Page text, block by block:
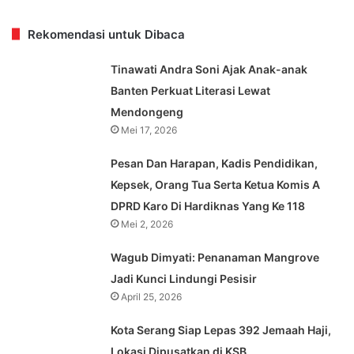
Rekomendasi untuk Dibaca
Tinawati Andra Soni Ajak Anak-anak
Banten Perkuat Literasi Lewat
Mendongeng
Mei 17, 2026
Pesan Dan Harapan, Kadis Pendidikan,
Kepsek, Orang Tua Serta Ketua Komis A
DPRD Karo Di Hardiknas Yang Ke 118
Mei 2, 2026
Wagub Dimyati: Penanaman Mangrove
Jadi Kunci Lindungi Pesisir
April 25, 2026
Kota Serang Siap Lepas 392 Jemaah Haji,
Lokasi Dipusatkan di KSB